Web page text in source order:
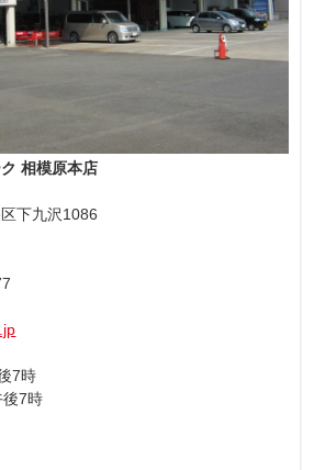
相模原本店
下九沢1086
7時
7時